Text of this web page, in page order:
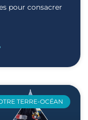
pour consacrer
TERRE-OCÉAN